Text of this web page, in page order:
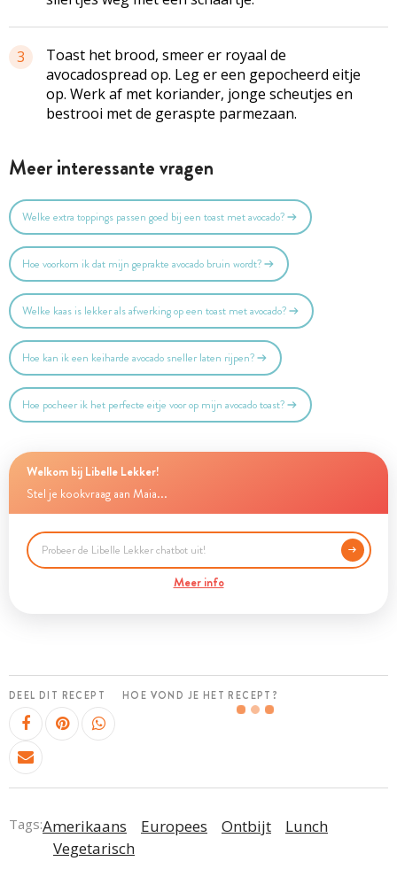
3
Toast het brood, smeer er royaal de
avocadospread op. Leg er een gepocheerd eitje
op. Werk af met koriander, jonge scheutjes en
bestrooi met de geraspte parmezaan.
Meer interessante vragen
Welke extra toppings passen goed bij een toast met avocado?
Hoe voorkom ik dat mijn geprakte avocado bruin wordt?
Welke kaas is lekker als afwerking op een toast met avocado?
Hoe kan ik een keiharde avocado sneller laten rijpen?
Hoe pocheer ik het perfecte eitje voor op mijn avocado toast?
Welkom bij Libelle Lekker!
Stel je kookvraag aan Maia...
Meer info
DEEL DIT RECEPT HOE VOND JE HET RECEPT?
Tags:Amerikaans Europees Ontbijt
Lunch
Vegetarisch